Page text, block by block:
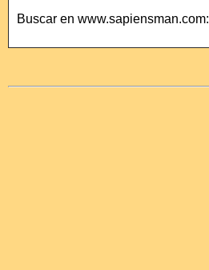
Buscar en www.sapiensman.com: